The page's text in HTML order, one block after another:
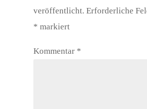
veröffentlicht. Erforderliche
* markiert
Kommentar *